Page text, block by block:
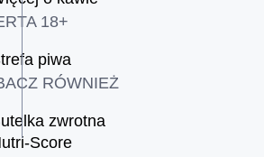
18+
piwa
RÓWNIEŻ
zwrotna
Score